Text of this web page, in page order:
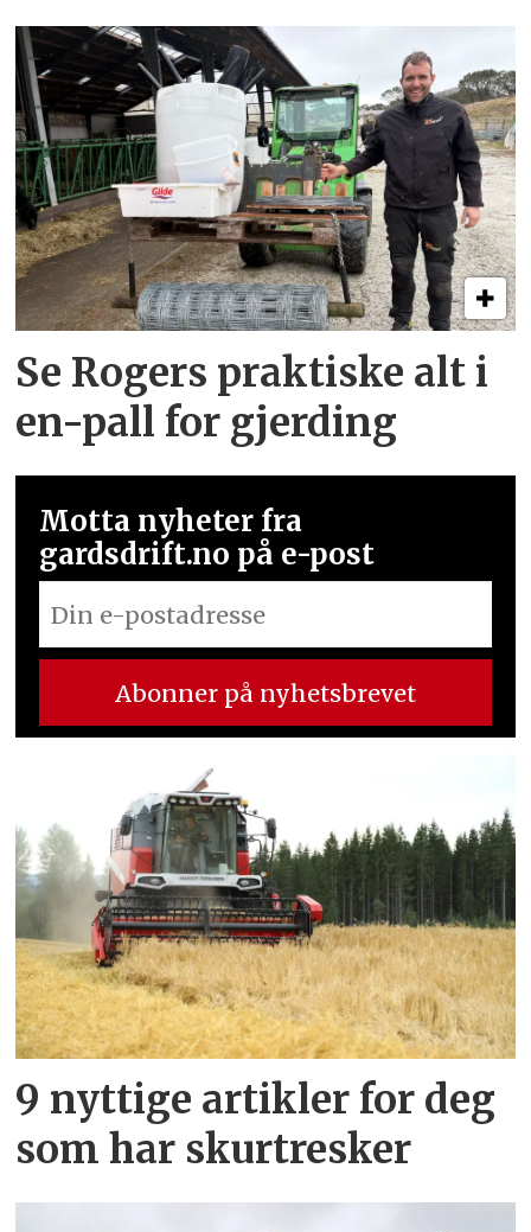
Se Rogers praktiske alt i
en-pall for gjerding
Motta nyheter fra
gardsdrift.no på e-post
9 nyttige artikler for deg
som har skurtresker